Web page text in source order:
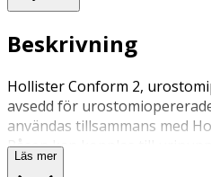
Beskrivning
Hollister Conform 2,
avsedd för
användas tillsammans med
Påsen kan kopplas till
bipackat sammankopplingsrör.
Läs mer